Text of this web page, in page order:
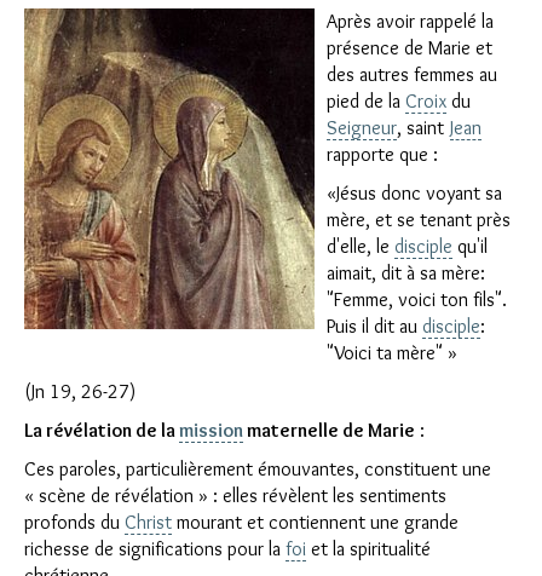
Après avoir rappelé la
présence de Marie et
des autres femmes au
pied de la Croix du
Seigneur, saint Jean
rapporte que :
«Jésus donc voyant sa
mère, et se tenant près
d'elle, le disciple qu'il
aimait, dit à sa mère:
"Femme, voici ton fils".
Puis il dit au disciple:
"Voici ta mère" »
(Jn 19, 26-27)
La révélation de lamissionmaternelle de Marie :
Ces paroles, particulièrement émouvantes, constituent une
« scène de révélation » : elles révèlent les sentiments
profonds du Christ mourant et contiennent une grande
richesse de significations pour la foi et la spiritualité